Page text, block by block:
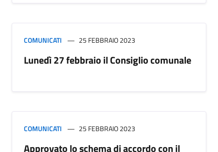
COMUNICATI 25 FEBBRAIO 2023
Lunedì 27 febbraio il Consiglio comunale
COMUNICATI 25 FEBBRAIO 2023
Approvato lo schema di accordo con il